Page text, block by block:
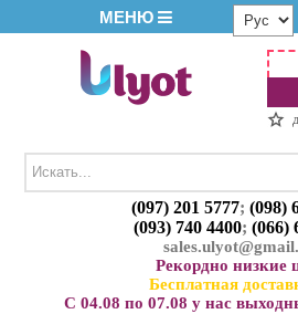
МЕНЮ
(097) 201 5777;(098)
(093) 740 4400;(066)
Рекордно низкие
Бесплатная
С 04.08 по 07.08 у нас